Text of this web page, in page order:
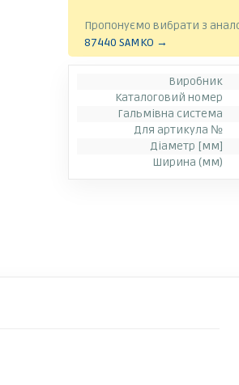
Пропонуємо вибрати з
87440 SAMKO →
Виробник
Каталоговий номер
Гальмівна система
Для артикула №
Діаметр [мм]
Ширина (мм)